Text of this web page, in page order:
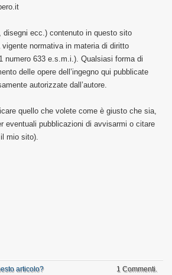
ecc.) contenuto in questo sito
normativa in materia di diritto
numero 633 e.s.m.i.). Qualsiasi forma di
delle opere dell’ingegno qui pubblicate
autorizzate dall’autore.
quello che volete come è giusto che sia,
eventuali pubblicazioni di avvisarmi o citare
mio sito).
articolo? 1 Commenti.